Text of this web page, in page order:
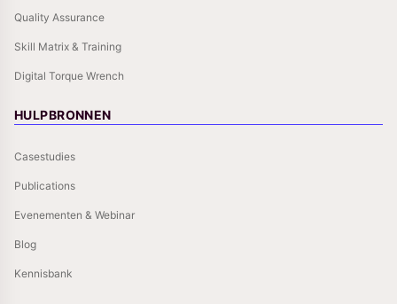
Quality Assurance
Skill Matrix & Training
Digital Torque Wrench
HULPBRONNEN
Casestudies
Publications
Evenementen & Webinar
Blog
Kennisbank